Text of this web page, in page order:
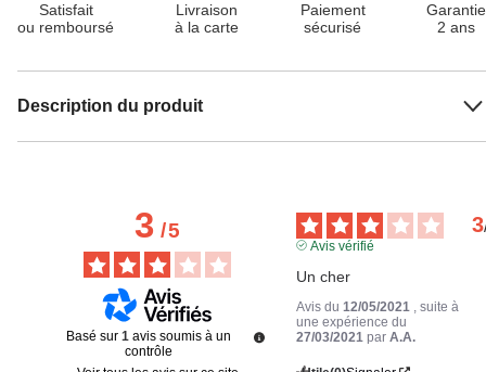
Satisfait
ou remboursé
Livraison
à la carte
Paiement
sécurisé
Garantie
2 ans
Description du produit
3/5
Basé sur 1 avis soumis à un
contrôle
3
Avis vérifié
Un cher
Avis du 12/05/2021
, suite à
une expérience du
27/03/2021 parA.A.